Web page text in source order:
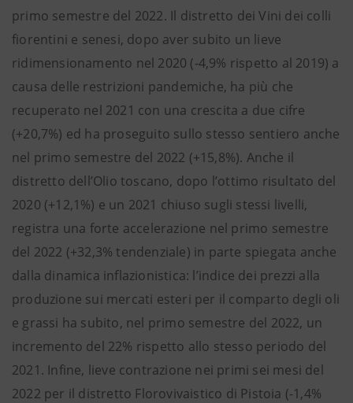
primo semestre del 2022. Il distretto dei Vini dei colli
fiorentini e senesi, dopo aver subito un lieve
ridimensionamento nel 2020 (-4,9% rispetto al 2019) a
causa delle restrizioni pandemiche, ha più che
recuperato nel 2021 con una crescita a due cifre
(+20,7%) ed ha proseguito sullo stesso sentiero anche
nel primo semestre del 2022 (+15,8%). Anche il
distretto dell’Olio toscano, dopo l’ottimo risultato del
2020 (+12,1%) e un 2021 chiuso sugli stessi livelli,
registra una forte accelerazione nel primo semestre
del 2022 (+32,3% tendenziale) in parte spiegata anche
dalla dinamica inflazionistica: l’indice dei prezzi alla
produzione sui mercati esteri per il comparto degli oli
e grassi ha subito, nel primo semestre del 2022, un
incremento del 22% rispetto allo stesso periodo del
2021. Infine, lieve contrazione nei primi sei mesi del
2022 per il distretto Florovivaistico di Pistoia (-1,4%